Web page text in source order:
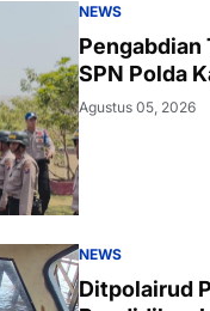
NEWS
Pengabdian
SPN Polda
Agustus 05, 2026
NEWS
Ditpolairud